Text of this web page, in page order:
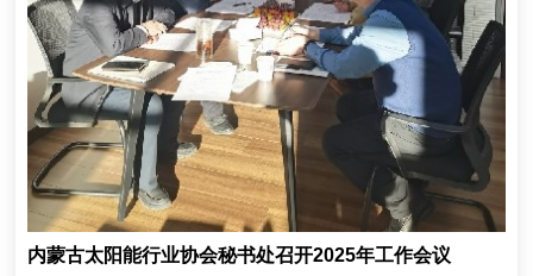
内蒙古太阳能行业协会秘书处召开2025年工作会议